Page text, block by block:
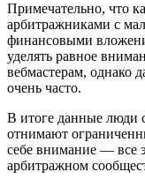
Примечательно, что
арбитражниками с
финансовыми
уделять равное
вебмастерам, однако
очень часто.
В итоге данные люди
отнимают
себе внимание — все
арбитражном